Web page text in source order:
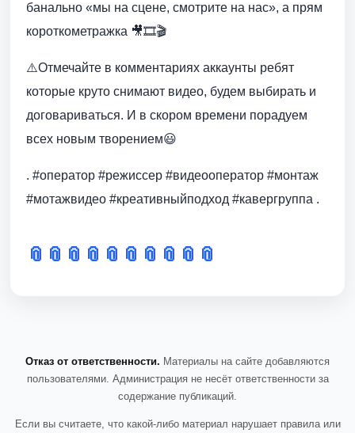
банально «мы на сцене, смотрите на нас», а прям
короткометражка 🎥🎞🎬
⚠️Отмечайте в комментариях аккаунты ребят
которые круто снимают видео, будем выбирать и
договариваться. И в скором времени порадуем
всех новым творением😃
. #оператор #режиссер #видеооператор #монтаж
#мотажвидео #креативныйподход #кавергруппа .
📎 📎 📎 📎 📎 📎 📎 📎 📎 📎
Отказ от ответственности. Материалы на сайте добавляются
пользователями. Администрация не несёт ответственности за
содержание публикаций.
Если вы считаете, что какой-либо материал нарушает правила или